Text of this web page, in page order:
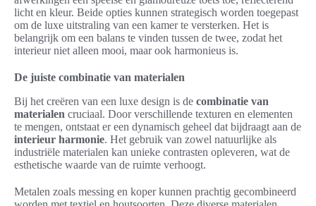
licht en kleur. Beide opties kunnen strategisch worden toegepast
om de luxe uitstraling van een kamer te versterken. Het is
belangrijk om een balans te vinden tussen de twee, zodat het
interieur niet alleen mooi, maar ook harmonieus is.
De juiste combinatie van materialen
Bij het creëren van een luxe design is de combinatie van
materialen cruciaal. Door verschillende texturen en elementen
te mengen, ontstaat er een dynamisch geheel dat bijdraagt aan de
interieur harmonie. Het gebruik van zowel natuurlijke als
industriële materialen kan unieke contrasten opleveren, wat de
esthetische waarde van de ruimte verhoogt.
Metalen zoals messing en koper kunnen prachtig gecombineerd